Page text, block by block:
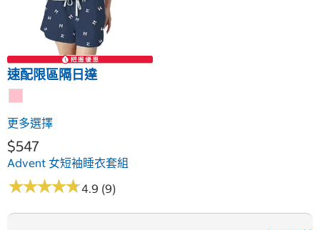
速配限區隔日達
更多選擇
$547
Advent 女短袖睡衣套組
★★★★★
★★★★★4.9 (9)